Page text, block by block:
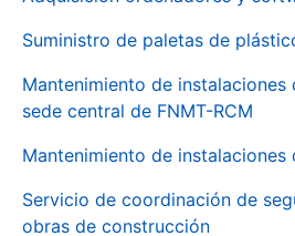
Suministro de paletas de
Mantenimiento de
sede central de FNMT-RCM
Mantenimiento de instalaciones
Servicio de coordinación de
obras de construcción